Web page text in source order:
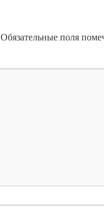
Обязательные поля